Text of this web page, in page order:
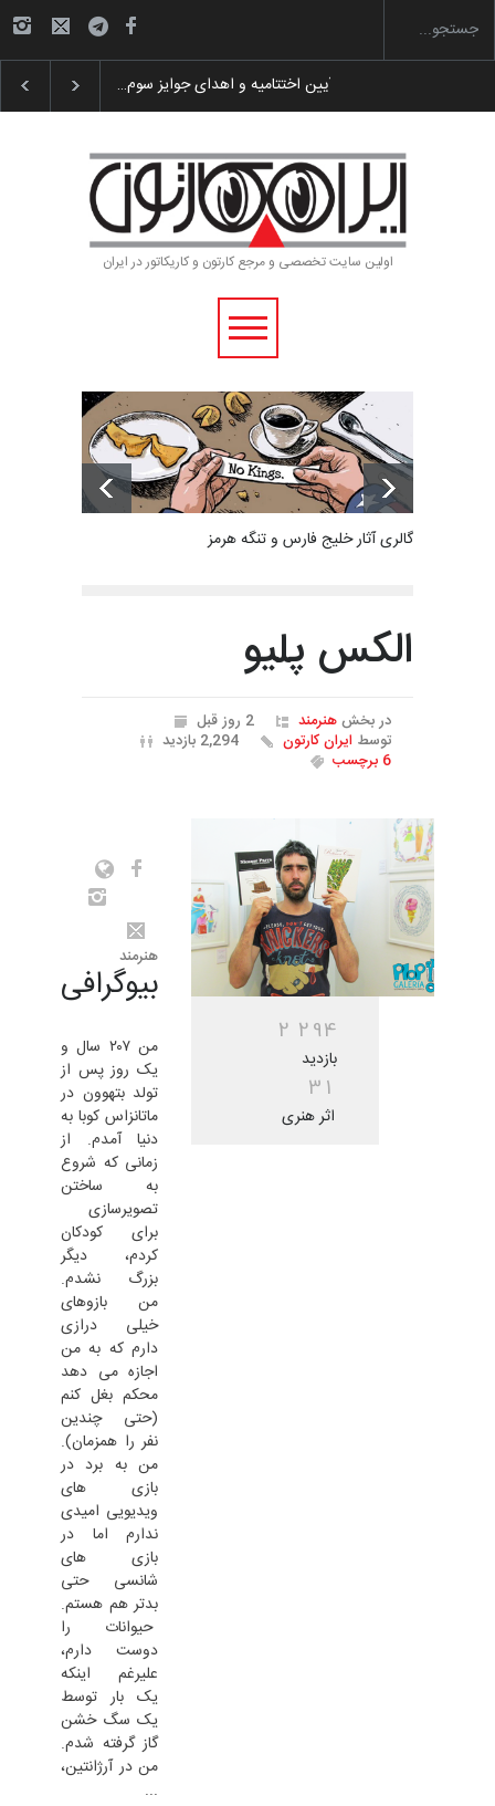
به یاد اردوغان باشول (۱۹۳۶–۲۰۲۶)
اولین سایت تخصصی و مرجع کارتون و کاریکاتور در ایران
گالری آثار خلیج فارس و تنگه هرمز
الکس پلیو
در بخشهنرمند
2 روز قبل
توسط ایران کارتون
2,294 بازدید
6 برچسب
2 294
بازدید
31
اثر هنری
هنرمند
بیوگرافی
من ۲۰۷ سال و
یک روز پس از
تولد بتهوون در
ماتانزاس کوبا به
دنیا آمدم. از
زمانی که شروع
به ساختن
تصویرسازی
برای کودکان
کردم، دیگر
بزرگ نشدم.
من بازوهای
خیلی درازی
دارم که به من
اجازه می دهد
محکم بغل کنم
(حتی چندین
نفر را همزمان).
من به برد در
بازی های
ویدیویی امیدی
ندارم اما در
بازی های
شانسی حتی
بدتر هم هستم.
حیوانات را
دوست دارم،
علیرغم اینکه
یک بار توسط
یک سگ خشن
گاز گرفته شدم.
من در آرژانتین،
...